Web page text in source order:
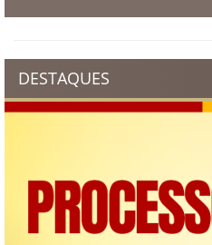
DESTAQUES